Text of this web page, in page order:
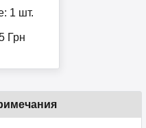
1 шт.
Грн